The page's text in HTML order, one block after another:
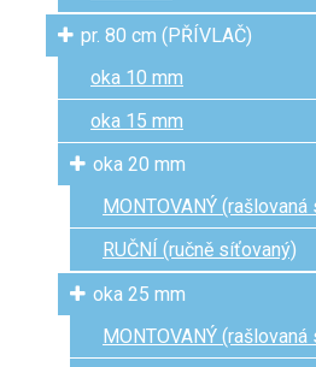
pr. 80 cm (PŘÍVLAČ)
oka 10 mm
oka 15 mm
oka 20 mm
MONTOVANÝ
RUČNÍ (ručně síťovaný)
oka 25 mm
MONTOVANÝ